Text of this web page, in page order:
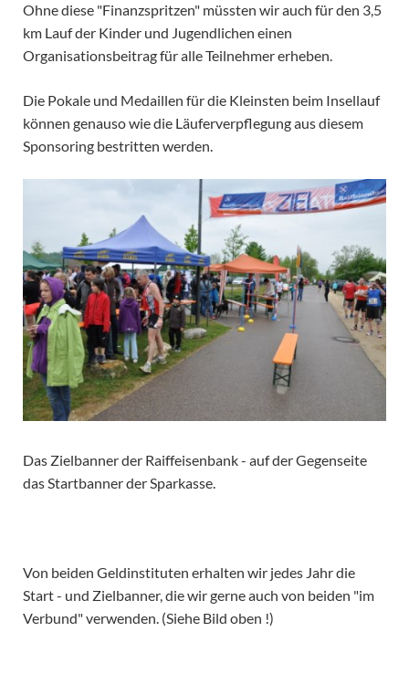
Ohne diese "Finanzspritzen" müssten wir auch für den 3,5
km Lauf der Kinder und Jugendlichen einen
Organisationsbeitrag für alle Teilnehmer erheben.
Die Pokale und Medaillen für die Kleinsten beim Insellauf
können genauso wie die Läuferverpflegung aus diesem
Sponsoring bestritten werden.
Das Zielbanner der Raiffeisenbank - auf der Gegenseite
das Startbanner der Sparkasse.
Von beiden Geldinstituten erhalten wir jedes Jahr die
Start - und Zielbanner, die wir gerne auch von beiden "im
Verbund" verwenden. (Siehe Bild oben !)